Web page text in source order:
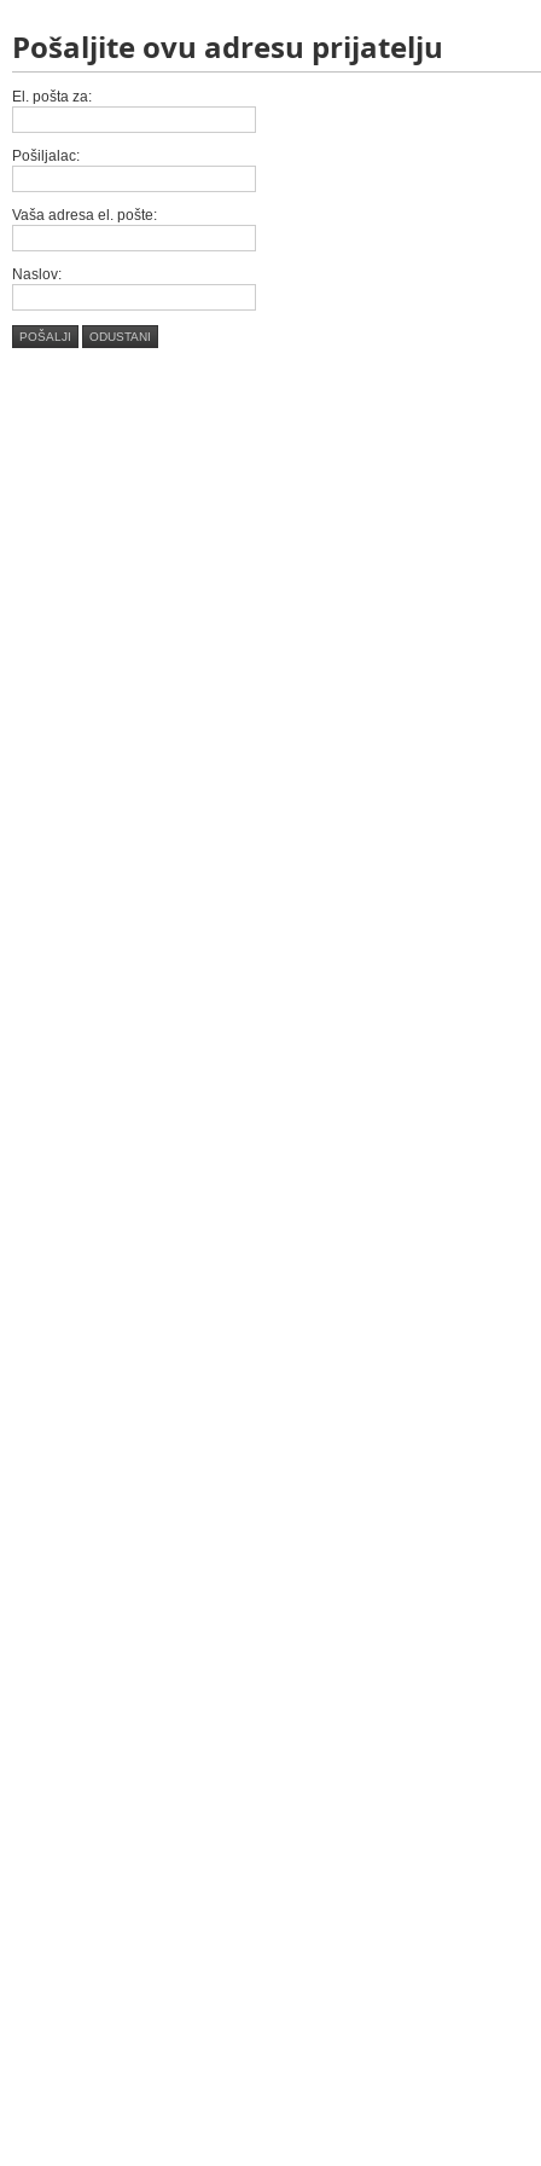
Pošaljite ovu adresu prijatelju
El. pošta za:
Pošiljalac:
Vaša adresa el. pošte:
Naslov:
POŠALJI ODUSTANI